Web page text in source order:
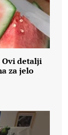
Ovi detalji
za jelo